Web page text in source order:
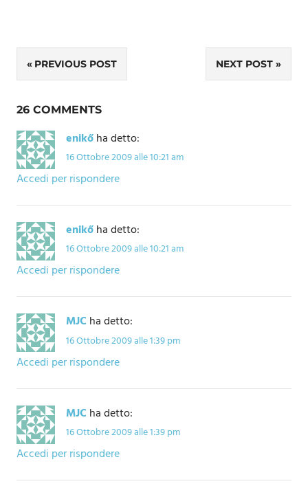
Navigazione
articoli
PREVIOUS POST NEXT POST
26 COMMENTS
enikőha detto:
16 Ottobre 2009 alle 10:21 am
Accedi per rispondere
enikőha detto:
16 Ottobre 2009 alle 10:21 am
Accedi per rispondere
MJC ha detto:
16 Ottobre 2009 alle 1:39 pm
Accedi per rispondere
MJC ha detto:
16 Ottobre 2009 alle 1:39 pm
Accedi per rispondere